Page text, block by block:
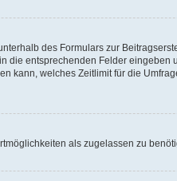
des Formulars zur
entsprechenden Felder
kann, welches Zeitlimit für die
als zugelassen zu